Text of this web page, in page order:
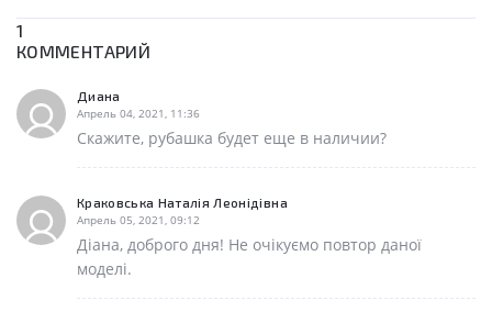
1
КОММЕНТАРИЙ
Диана
Апрель 04, 2021, 11:36
Скажите, рубашка будет еще в наличии?
Краковська Наталія Леонідівна
Апрель 05, 2021, 09:12
Діана, доброго дня! Не очікуємо повтор даної
моделі.